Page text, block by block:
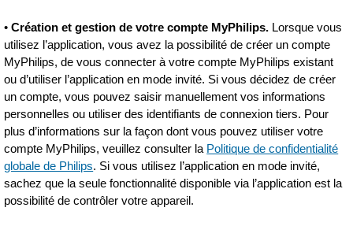
•Création et gestion de votre compte MyPhilips. Lorsque vous
utilisez l’application, vous avez la possibilité de créer un compte
MyPhilips, de vous connecter à votre compte MyPhilips existant
ou d’utiliser l’application en mode invité. Si vous décidez de créer
un compte, vous pouvez saisir manuellement vos informations
personnelles ou utiliser des identifiants de connexion tiers. Pour
plus d’informations sur la façon dont vous pouvez utiliser votre
compte MyPhilips, veuillez consulter la Politique de confidentialité
globale de Philips. Si vous utilisez l’application en mode invité,
sachez que la seule fonctionnalité disponible via l’application est la
possibilité de contrôler votre appareil.